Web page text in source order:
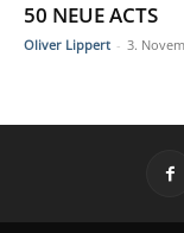
50 NEUE ACTS
Oliver Lippert - 3.